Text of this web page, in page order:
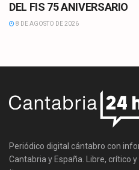
DEL FIS 75 ANIVERSARIO
8 DE AGOSTO DE 2026
Periódico digital cántabro con
Cantabria y España. Libre, crítico